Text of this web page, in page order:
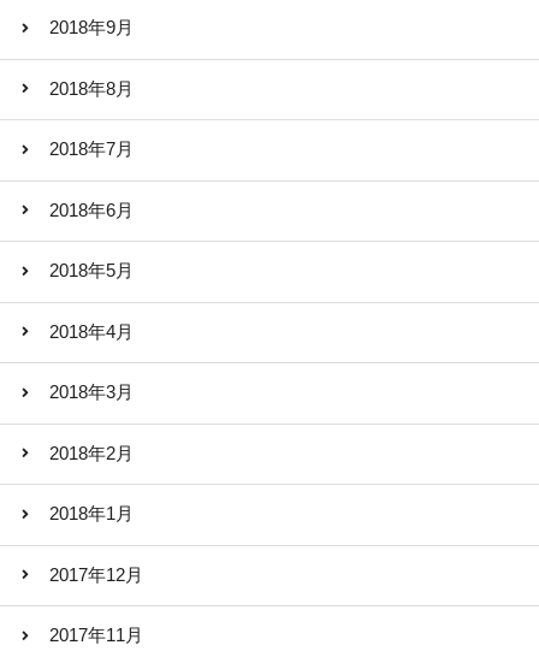
2018年9月
2018年8月
2018年7月
2018年6月
2018年5月
2018年4月
2018年3月
2018年2月
2018年1月
2017年12月
2017年11月